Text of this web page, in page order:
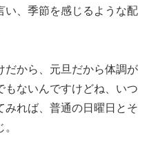
い、季節を感じるような配
だから、元旦だから体調が
もないんですけどね、いつ
みれば、普通の日曜日とそ